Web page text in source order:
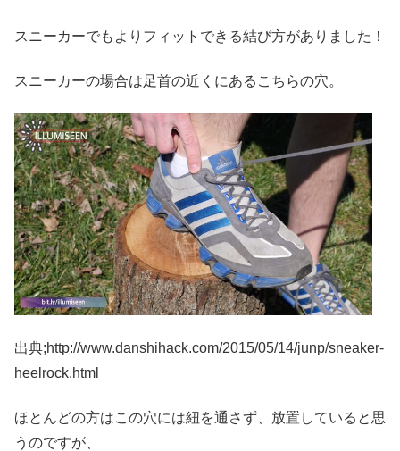
スニーカーでもよりフィットできる結び方がありました！
スニーカーの場合は足首の近くにあるこちらの穴。
出典;http://www.danshihack.com/2015/05/14/junp/sneaker-
heelrock.html
ほとんどの方はこの穴には紐を通さず、放置していると思
うのですが、